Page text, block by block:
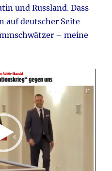
und Russland. Dass
auf deutscher Seite
– meine